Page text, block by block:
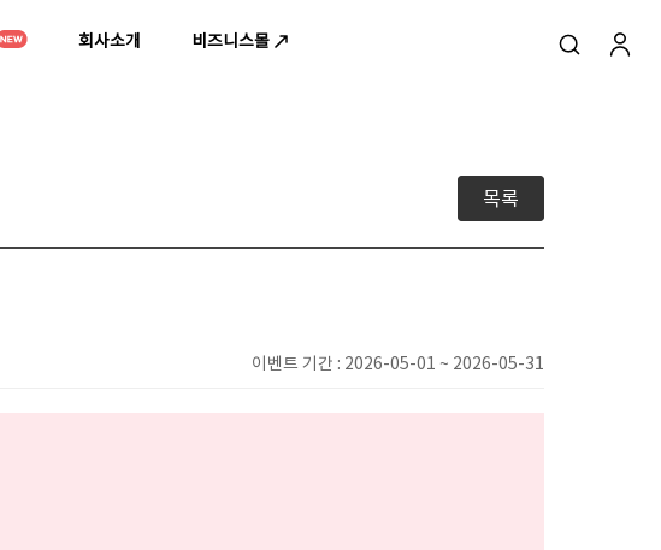
회사소개 비즈니스몰
목록
이벤트 기간 : 2026-05-01 ~ 2026-05-31